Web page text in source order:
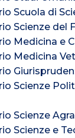
Scuola di
Scienze del
Medicina e
Medicina
Scienze
Scienze
Scienze e